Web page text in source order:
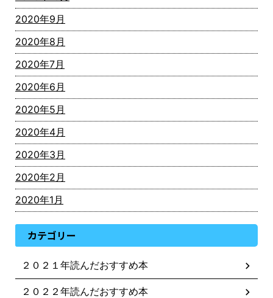
2020年9月
2020年8月
2020年7月
2020年6月
2020年5月
2020年4月
2020年3月
2020年2月
2020年1月
カテゴリー
２０２１年読んだおすすめ本
２０２２年読んだおすすめ本